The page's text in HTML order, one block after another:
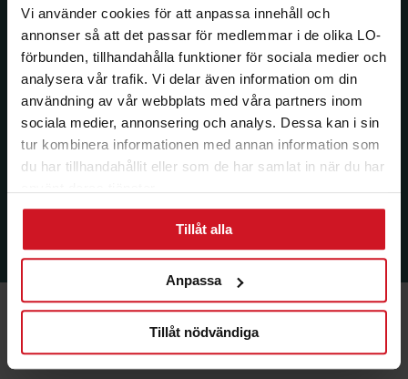
Vi använder cookies för att anpassa innehåll och
annonser så att det passar för medlemmar i de olika LO-
förbunden, tillhandahålla funktioner för sociala medier och
analysera vår trafik. Vi delar även information om din
användning av vår webbplats med våra partners inom
sociala medier, annonsering och analys. Dessa kan i sin
tur kombinera informationen med annan information som
du har tillhandahållit eller som de har samlat in när du har
Tillåt alla
Anpassa
Tillåt nödvändiga